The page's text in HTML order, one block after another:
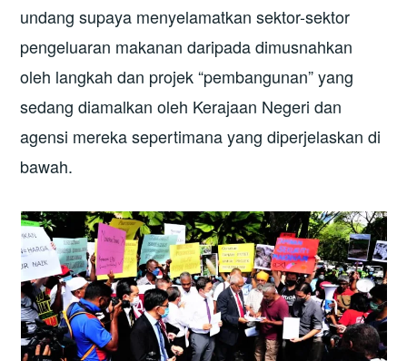
undang supaya menyelamatkan sektor-sektor
pengeluaran makanan daripada dimusnahkan
oleh langkah dan projek “pembangunan” yang
sedang diamalkan oleh Kerajaan Negeri dan
agensi mereka sepertimana yang diperjelaskan di
bawah.